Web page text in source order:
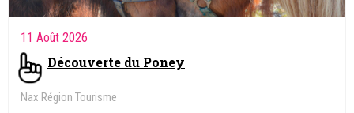
11 Août 2026
Découverte du Poney
Nax Région Tourisme